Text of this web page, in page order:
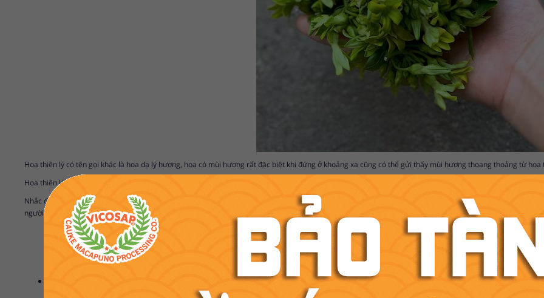
Hoa thiên lý có tên gọi khác là hoa dạ lý hương, hoa có mùi hương rất đặc biệt khi đứng ở khoảng xa cũng có thể gửi thấy mùi hương thoang thoảng từ
Hoa thiên lý mọc theo từng chùm, có sức sống mãnh liệt vào mùa xuân, hoa nở rộ rất đẹp, người ta cũng thường trồng với mục đích trang trí vì vẻ đẹp ưa
Nhắc đến hoa thiên lý, nhiều người nghĩ ngay đến món “thiên lý xào thịt bò" một món ăn đã có từ thời xưa, thiên lý thơm dịu dễ ăn kết hợp với thịt bò tạo
người xưa cho biết thì hoa thiên lý cũng được dùng để làm thuốc.